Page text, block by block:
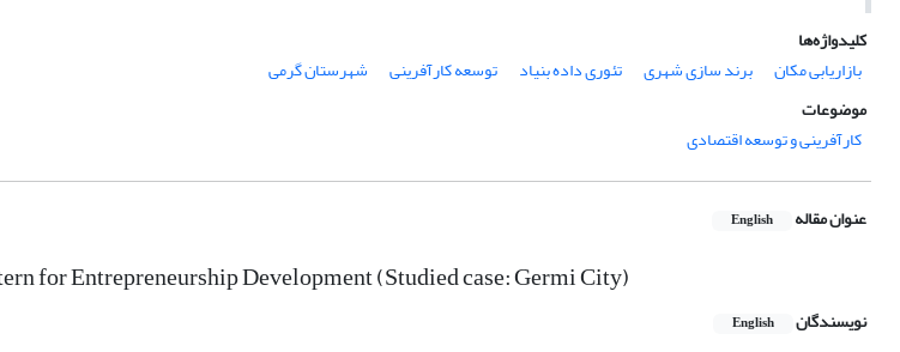
کلیدواژه‌ها
بازاریابی مکان
برند سازی شهری تئوری داده بنیاد توسعه کارآفرینی
شهرستان گرمی
موضوعات
کارآفرینی و توسعه اقتصادی
عنوان مقاله English
for Entrepreneurship Development (Studied case: Germi City)
نویسندگان English